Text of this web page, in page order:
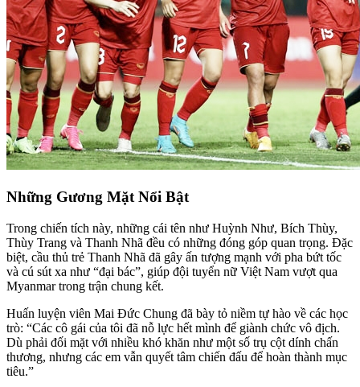
Những Gương Mặt Nổi Bật
Trong chiến tích này, những cái tên như Huỳnh Như, Bích Thùy,
Thùy Trang và Thanh Nhã đều có những đóng góp quan trọng. Đặc
biệt, cầu thủ trẻ Thanh Nhã đã gây ấn tượng mạnh với pha bứt tốc
và cú sút xa như “đại bác”, giúp đội tuyển nữ Việt Nam vượt qua
Myanmar trong trận chung kết.
Huấn luyện viên Mai Đức Chung đã bày tỏ niềm tự hào về các học
trò: “Các cô gái của tôi đã nỗ lực hết mình để giành chức vô địch.
Dù phải đối mặt với nhiều khó khăn như một số trụ cột dính chấn
thương, nhưng các em vẫn quyết tâm chiến đấu để hoàn thành mục
tiêu.”